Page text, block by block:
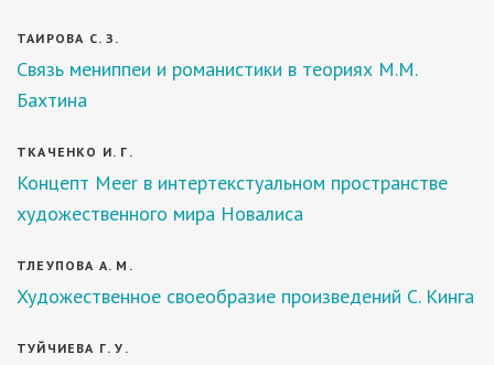
ТАИРОВА С. З.
Связь мениппеи и романистики в теориях М.М.
Бахтина
ТКАЧЕНКО И. Г.
Концепт Meer в интертекстуальном пространстве
художественного мира Новалиса
ТЛЕУПОВА А. М.
Художественное своеобразие произведений С. Кинга
ТУЙЧИЕВА Г. У.